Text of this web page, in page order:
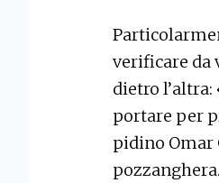
verificare da
dietro
portare per
pidino Omar